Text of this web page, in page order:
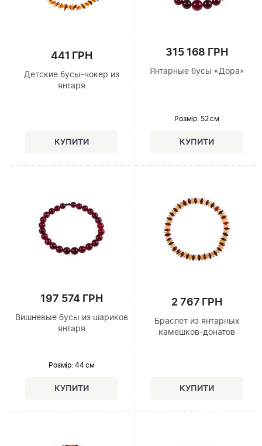
441 ГРН
Детские бусы-чокер из
янтаря
315 168 ГРН
Янтарные бусы «Дора»
Розмір: 52 см
197 574 ГРН
Вишневые бусы из шариков
янтаря
Розмір: 44 см
2 767 ГРН
Браслет из янтарных
камешков-донатов